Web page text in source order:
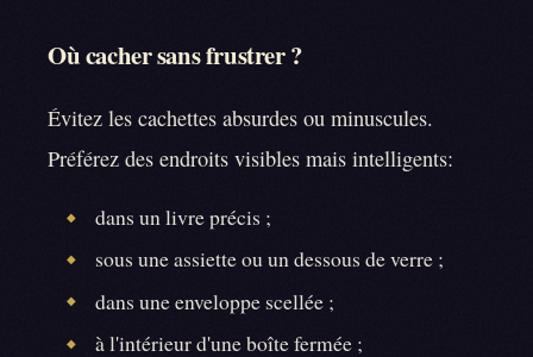
Où cacher sans frustrer ?
Évitez les cachettes absurdes ou minuscules.
Préférez des endroits visibles mais intelligents:
◆ dans un livre précis ;
◆ sous une assiette ou un dessous de verre ;
◆ dans une enveloppe scellée ;
◆ à l'intérieur d'une boîte fermée ;